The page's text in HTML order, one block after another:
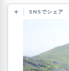
SNSでシェア